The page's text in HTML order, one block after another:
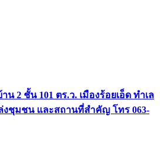
2 ชั้น 101 ตร.ว. เมืองร้อยเอ็ด ทำเล
งชุมชน และสถานที่สำคัญ โทร 063-